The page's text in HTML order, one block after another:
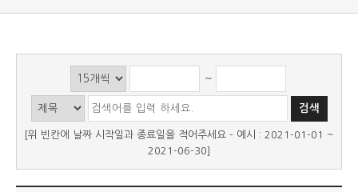
~
[위 빈칸에 날짜 시작일과 종료일을 적어주세요 - 예시 : 2021-01-01 ~
2021-06-30]